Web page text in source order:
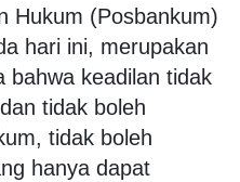
Hukum (Posbankum)
hari ini, merupakan
bahwa keadilan tidak
tidak boleh
tidak boleh
hanya dapat